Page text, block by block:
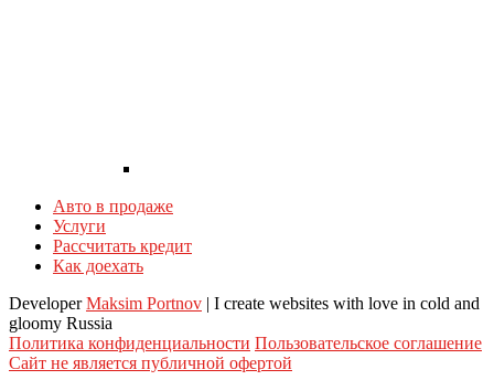
Авто в продаже
Услуги
Рассчитать кредит
Как доехать
DeveloperMaksim Portnov | I create websites with love in cold and
gloomy Russia
Политика конфиденциальности Пользовательское соглашение
Сайт не является публичной офертой